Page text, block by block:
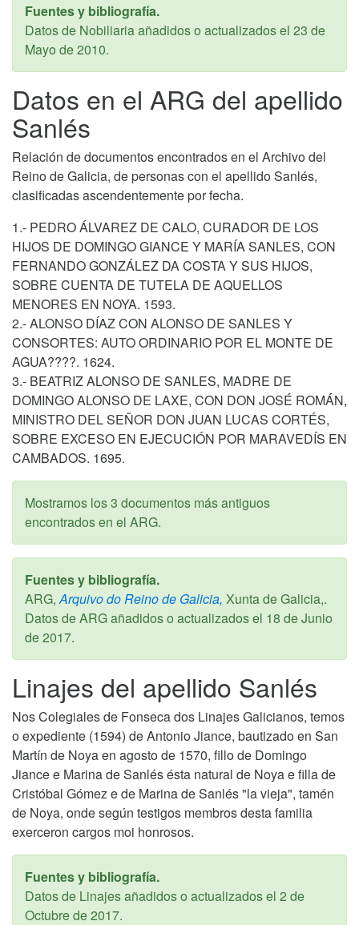
Fuentes y bibliografía.
Datos de Nobiliaria añadidos o actualizados el 23 de
Mayo de 2010.
Datos en el ARG del apellido
Sanlés
Relación de documentos encontrados en el Archivo del
Reino de Galicia, de personas con el apellido Sanlés,
clasificadas ascendentemente por fecha.
1.- PEDRO ÁLVAREZ DE CALO, CURADOR DE LOS
HIJOS DE DOMINGO GIANCE Y MARÍA SANLES, CON
FERNANDO GONZÁLEZ DA COSTA Y SUS HIJOS,
SOBRE CUENTA DE TUTELA DE AQUELLOS
MENORES EN NOYA. 1593.
2.- ALONSO DÍAZ CON ALONSO DE SANLES Y
CONSORTES: AUTO ORDINARIO POR EL MONTE DE
AGUA????. 1624.
3.- BEATRIZ ALONSO DE SANLES, MADRE DE
DOMINGO ALONSO DE LAXE, CON DON JOSÉ ROMÁN,
MINISTRO DEL SEÑOR DON JUAN LUCAS CORTÉS,
SOBRE EXCESO EN EJECUCIÓN POR MARAVEDÍS EN
CAMBADOS. 1695.
Mostramos los 3 documentos más antiguos
encontrados en el ARG.
Fuentes y bibliografía.
ARG, Arquivo do Reino de Galicia, Xunta de Galicia,.
Datos de ARG añadidos o actualizados el 18 de Junio
de 2017.
Linajes del apellido Sanlés
Nos Colegiales de Fonseca dos Linajes Galicianos, temos
o expediente (1594) de Antonio Jiance, bautizado en San
Martín de Noya en agosto de 1570, fillo de Domingo
Jiance e Marina de Sanlés ésta natural de Noya e filla de
Cristóbal Gómez e de Marina de Sanlés "la vieja", tamén
de Noya, onde según testigos membros desta familia
exerceron cargos moi honrosos.
Fuentes y bibliografía.
Datos de Linajes añadidos o actualizados el 2 de
Octubre de 2017.